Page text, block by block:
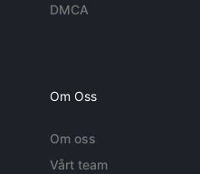
DMCA
Om Oss
Om oss
Vårt team